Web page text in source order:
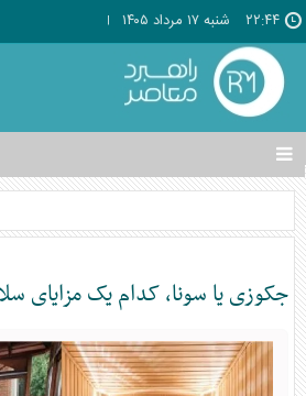
۲۲:۴۴ شنبه ۱۷ مرداد ۱۴۰۵
تغییر
وضعیت
منوی
ها
جکوزی یا سونا، کدام یک مزایای